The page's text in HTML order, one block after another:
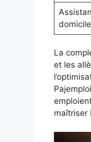
La
et les
maîtriser